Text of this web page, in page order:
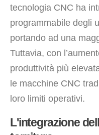
tecnologia CNC ha
programmabile degli
portando ad una
Tuttavia, con
produttività più
le macchine CNC
loro limiti operativi.
L'integrazione